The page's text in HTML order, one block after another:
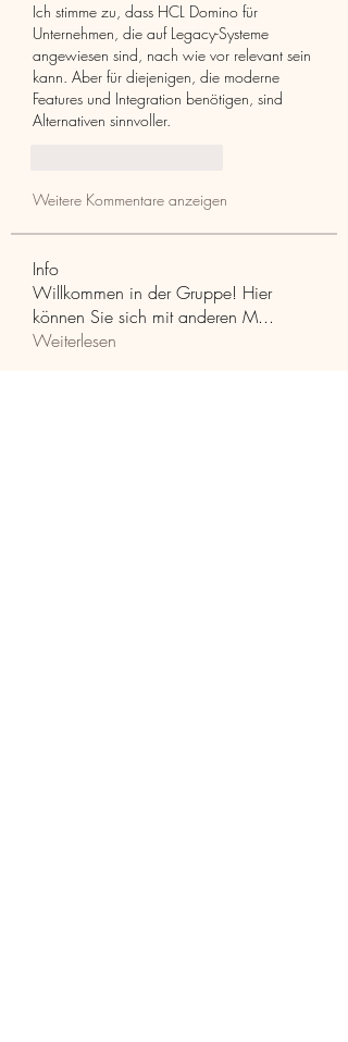
Ich stimme zu, dass HCL Domino für
Unternehmen, die auf Legacy-Systeme
angewiesen sind, nach wie vor relevant sein
kann. Aber für diejenigen, die moderne
Features und Integration benötigen, sind
Alternativen sinnvoller.
Weitere Kommentare anzeigen
Info
Willkommen in der Gruppe! Hier
können Sie sich mit anderen M...
Weiterlesen